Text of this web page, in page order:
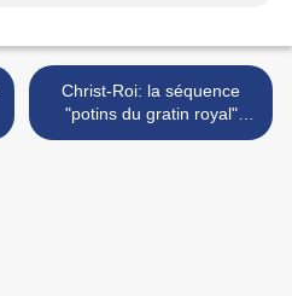
Christ-Roi: la séquence
"potins du gratin royal"
catho >